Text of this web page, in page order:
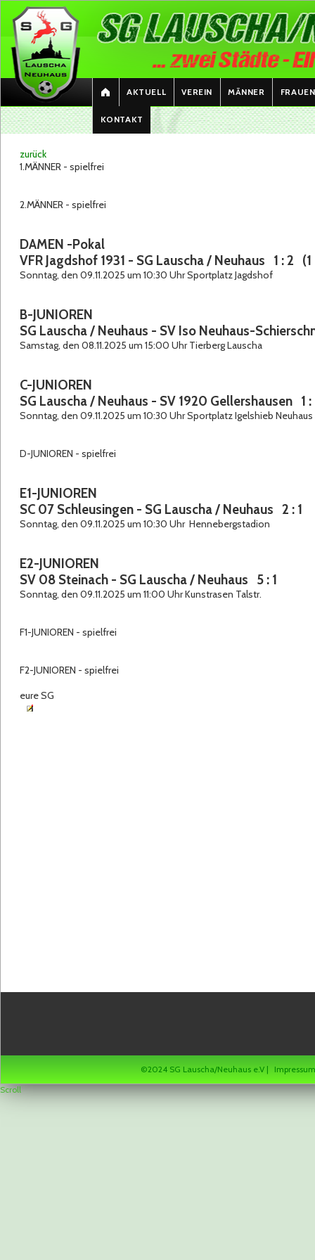
AKTUELL VEREIN MÄNNER FRAUEN
KONTAKT
zurück
1.MÄNNER - spielfrei
2.MÄNNER - spielfrei
DAMEN -Pokal
VFR Jagdshof 1931 - SG Lauscha / Neuhaus 1 : 2 (1
Sonntag, den 09.11.2025 um 10:30 Uhr Sportplatz Jagdshof
B-JUNIOREN
SG Lauscha / Neuhaus - SV Iso Neuhaus-
Samstag, den 08.11.2025 um 15:00 Uhr Tierberg Lauscha
C-JUNIOREN
SG Lauscha / Neuhaus - SV 1920 Gellershausen 1
Sonntag, den 09.11.2025 um 10:30 Uhr Sportplatz Igelshieb Neuhaus
D-JUNIOREN - spielfrei
E1-JUNIOREN
SC 07 Schleusingen - SG Lauscha / Neuhaus 2 : 1
Sonntag, den 09.11.2025 um 10:30 Uhr Hennebergstadion
E2-JUNIOREN
SV 08 Steinach - SG Lauscha / Neuhaus 5 : 1
Sonntag, den 09.11.2025 um 11:00 Uhr Kunstrasen Talstr.
F1-JUNIOREN - spielfrei
F2-JUNIOREN - spielfrei
eure SG
©2024 SG Lauscha/Neuhaus e.V |
Impressum
Scroll